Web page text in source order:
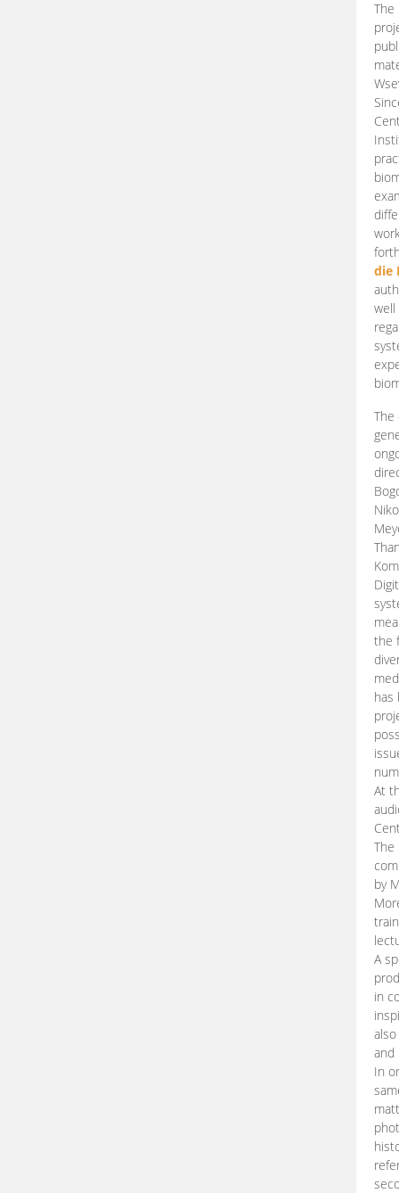
die
well
The
the
has
At
The
by
A
in
and
In